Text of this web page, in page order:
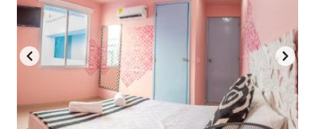
key
to
get
the
keyboard
shortcuts
key
keyboard
shortcuts